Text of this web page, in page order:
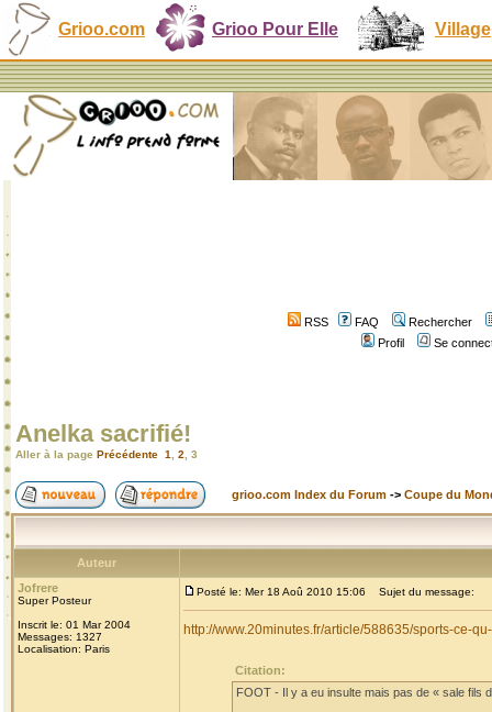
Grioo.com Grioo Pour Elle Village
RSS FAQ
Rechercher
Profil
Se
Anelka sacrifié!
Aller à la page Précédente 1 2 3
grioo.com Index du Forum -> Coupe du
Auteur
Jofrere
Super Posteur
Inscrit le: 01 Mar 2004
Messages: 1327
Localisation: Paris
Posté le: Mer 18 Aoû 2010 15:06 Sujet du message:
http://www.20minutes.fr/article/588635/sports-ce-
Citation:
FOOT - Il y a eu insulte mais pas de « sale fils